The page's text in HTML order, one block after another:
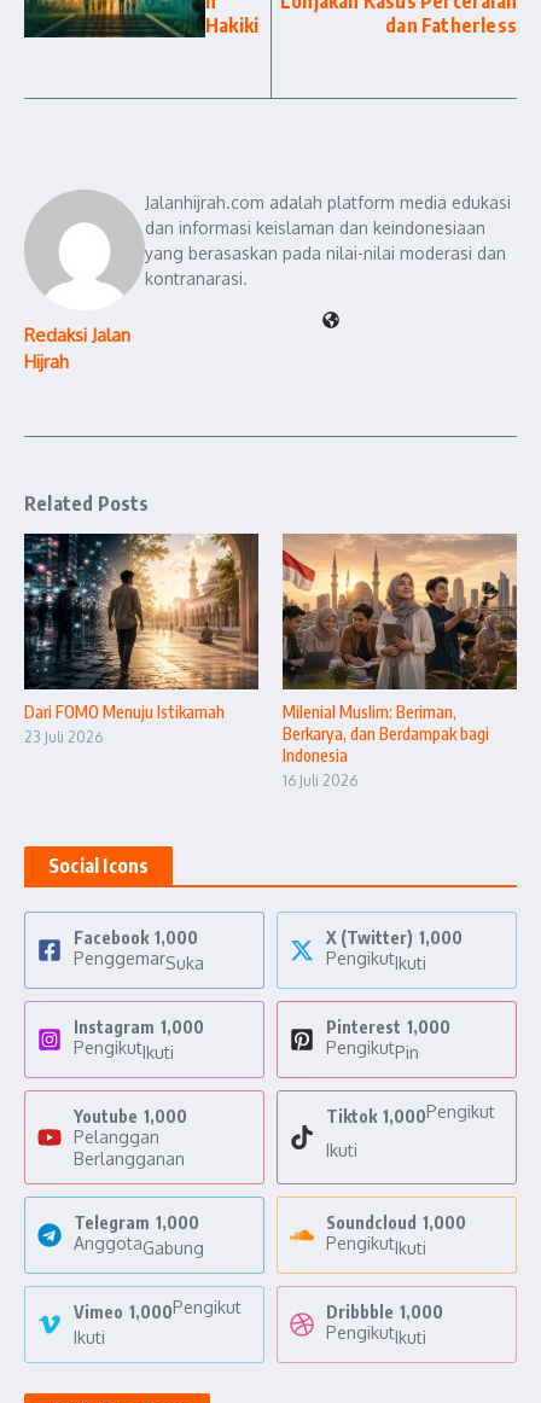
Hakiki
dan Fatherless
Redaksi Jalan
Hijrah
Jalanhijrah.com adalah platform media edukasi
dan informasi keislaman dan keindonesiaan
yang berasaskan pada nilai-nilai moderasi dan
kontranarasi.
Related Posts
Dari FOMO Menuju Istikamah
23 Juli 2026
Milenial Muslim: Beriman,
Berkarya, dan Berdampak bagi
Indonesia
16 Juli 2026
Social Icons
Facebook 1,000
PenggemarSuka
X (Twitter) 1,000
PengikutIkuti
Instagram 1,000
PengikutIkuti
Pinterest 1,000
PengikutPin
Youtube 1,000
Pelanggan
Berlangganan
Tiktok 1,000Pengikut
Ikuti
Telegram 1,000
AnggotaGabung
Soundcloud 1,000
PengikutIkuti
Vimeo 1,000Pengikut
Ikuti
Dribbble 1,000
PengikutIkuti